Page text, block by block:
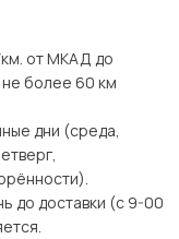
от МКАД до
более 60 км
дни (среда,
до доставки (с 9-00